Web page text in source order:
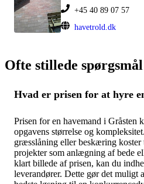
+45 40 89 07 57
havetrold.dk
Ofte stillede spørgsmål
Hvad er prisen for at hyre
Prisen for en havemand i Gråsten
opgavens størrelse og
græsslåning eller beskæring koster
projekter som anlægning af bede
klart billede af prisen, kan du
leverandører. Dette gør det muligt